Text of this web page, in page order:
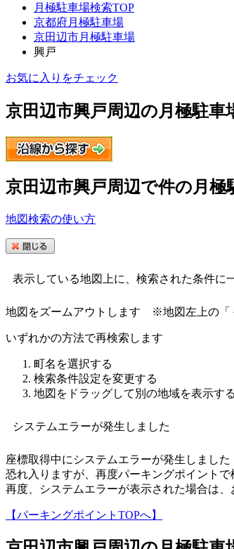
月極駐車場検索TOP
京都府月極駐車場
京田辺市月極駐車場
興戸
お気に入りをチェック
京田辺市興戸周辺の月極駐車
京田辺市興戸周辺で件の月極
地図検索の使い方
表示している地図上に、検索された条件に
地図をズームアウトします ※地図左上の「
いずれかの方法で再検索します
町名を選択する
検索条件設定を変更する
地図をドラッグして別の地域を表示する
システムエラーが発生しました
座標取得中にシステムエラーが発生しました
恐れ入りますが、再度パーキングポイントで
再度、システムエラーが表示された場合は
【パーキングポイントTOPへ】